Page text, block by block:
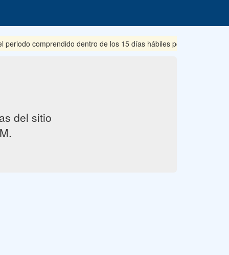
comprendido dentro de los 15 días hábiles posteriores a su
del sitio